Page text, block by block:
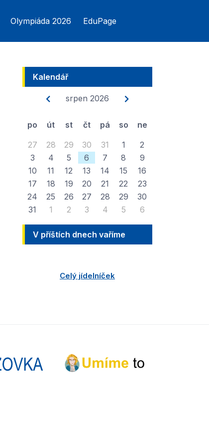
Olympiáda 2026 EduPage
Kalendář
srpen 2026
po út st čt pá so
ne
27
28 29 30 31 1
2
3
4 5 6 7 8
9
10
11 12 13 14 15
16
17
18 19 20 21 22
23
24
25 26 27 28 29
30
31
1 2 3 4 5 6
V příštích dnech vaříme
Celý jídelníček